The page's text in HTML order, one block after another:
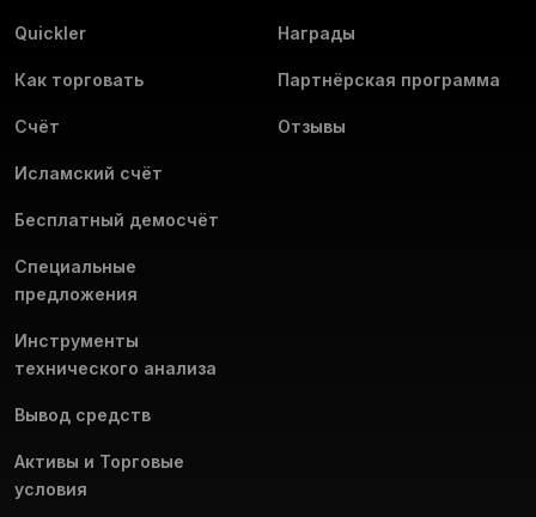
Quickler
Как торговать
Счёт
Исламский счёт
Бесплатный демосчёт
Специальные
предложения
Инструменты
технического анализа
Вывод средств
Активы и Торговые
условия
Награды
Партнёрская программа
Отзывы